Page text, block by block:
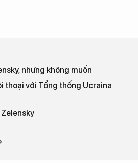
nhưng không muốn
thoại với Tổng thống Ucraina